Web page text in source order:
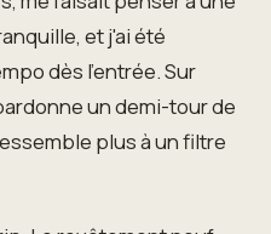
et j'ai été
dès l'entrée. Sur
un demi-tour de
plus à un filtre